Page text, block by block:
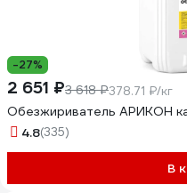
-27%
2 651 ₽3 618 ₽378.71 ₽/кг
Обезжириватель АРИКОН
4.8(335)
В